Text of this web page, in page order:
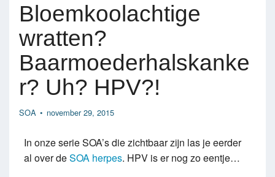
SOA
Bloemkoolachtige
wratten?
Baarmoederhalskanke
r? Uh? HPV?!
SOA • november 29, 2015
In onze serie SOA’s die zichtbaar zijn las je eerder
al over deSOA herpes. HPV is er nog zo eentje…